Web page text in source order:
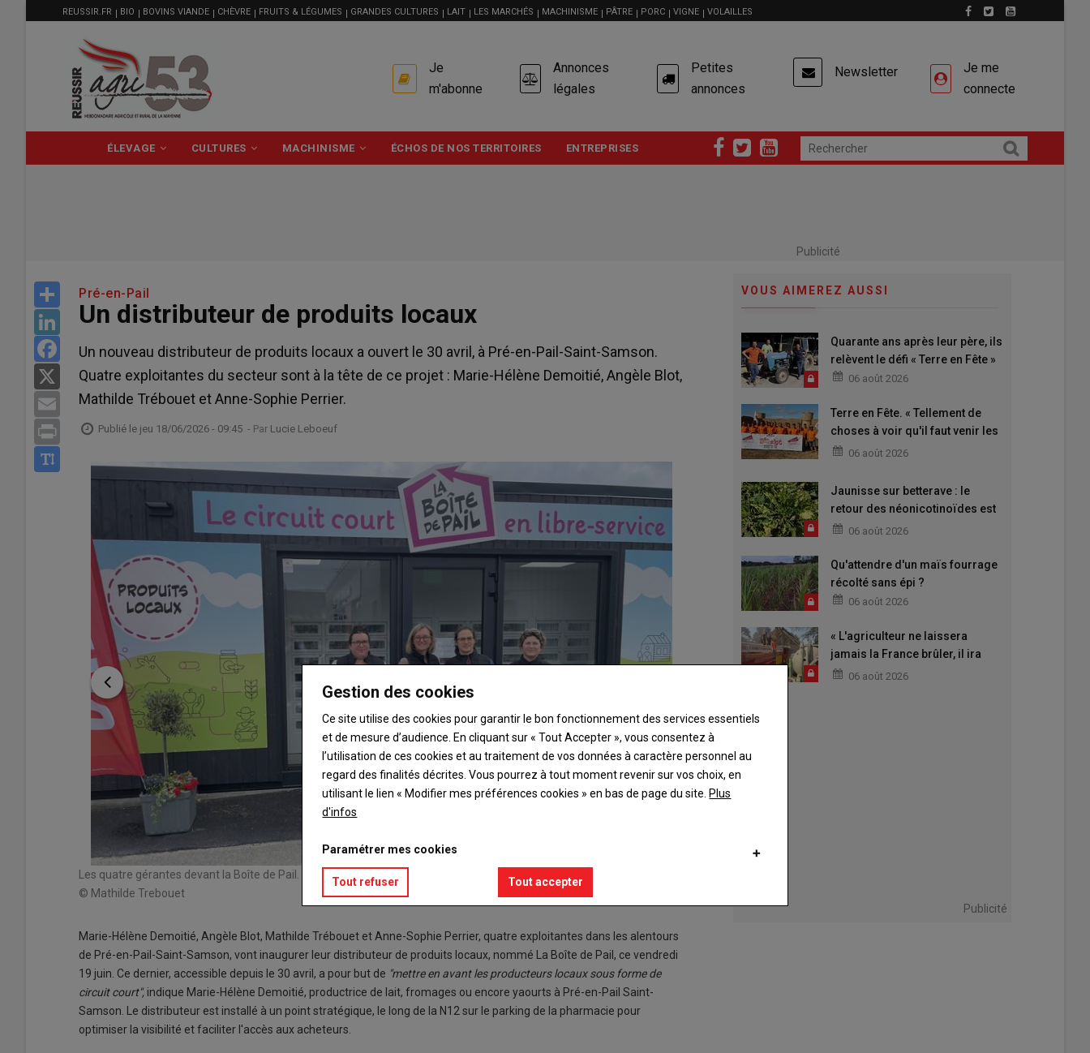
MENU
FILIÈRE
REUSSIR.FR BIO BOVINS VIANDE CHÈVRE FRUITS & LÉGUMES GRANDES CULTURES LAIT LES MARCHÉS MACHINISME PÂTRE PORC VIGNE VOLAILLES
USER
ACCOUNT
MENU
Je
m'abonne
Annonces
légales
Petites
annonces
Newsletter
Je me
connecte
PRINCIPALE
ÉLEVAGE CULTURES MACHINISME ÉCHOS DE NOS TERRITOIRES ENTREPRISES
Publicité
Share
LinkedIn
Facebook
Email
Print
Pré-en-Pail
Un distributeur de produits locaux
Un nouveau distributeur de produits locaux a ouvert le 30 avril, à Pré-en-Pail-Saint-Samson.
Quatre exploitantes du secteur sont à la tête de ce projet : Marie-Hélène Demoitié, Angèle Blot,
Mathilde Trébouet et Anne-Sophie Perrier.
Publié le jeu 18/06/2026 - 09:45 - Par Lucie Leboeuf
Les quatre gérantes devant la Boîte de Pail.
© Mathilde Trebouet
Marie-Hélène Demoitié, Angèle Blot, Mathilde Trébouet et Anne-Sophie Perrier, quatre exploitantes dans les alentours
de Pré-en-Pail-Saint-Samson, vont inaugurer leur distributeur de produits locaux, nommé La Boîte de Pail, ce vendredi
19 juin. Ce dernier, accessible depuis le 30 avril, a pour but de "mettre en avant les producteurs locaux sous forme de
circuit court", indique Marie-Hélène Demoitié, productrice de lait, fromages ou encore yaourts à Pré-en-Pail Saint-
Samson. Le distributeur est installé à un point stratégique, le long de la N12 sur le parking de la pharmacie pour
optimiser la visibilité et faciliter l'accès aux acheteurs.
VOUS AIMEREZ AUSSI
Quarante ans après leur père, ils
relèvent le défi « Terre en Fête »
06 août 2026
Terre en Fête. « Tellement de
choses à voir qu'il faut venir les
deux jours »
06 août 2026
Jaunisse sur betterave : le
retour des néonicotinoïdes est
attendu
06 août 2026
Qu'attendre d'un maïs fourrage
récolté sans épi ?
06 août 2026
« L'agriculteur ne laissera
jamais la France brûler, il ira
aider »06 août 2026
Publicité
Gestion des cookies
Ce site utilise des cookies pour garantir le bon fonctionnement des services essentiels
et de mesure d’audience. En cliquant sur « Tout Accepter », vous consentez à
l’utilisation de ces cookies et au traitement de vos données à caractère personnel au
regard des finalités décrites. Vous pourrez à tout moment revenir sur vos choix, en
utilisant le lien « Modifier mes préférences cookies » en bas de page du site. Plus
d'infos
Paramétrer mes cookies
Tout refuser Tout accepter